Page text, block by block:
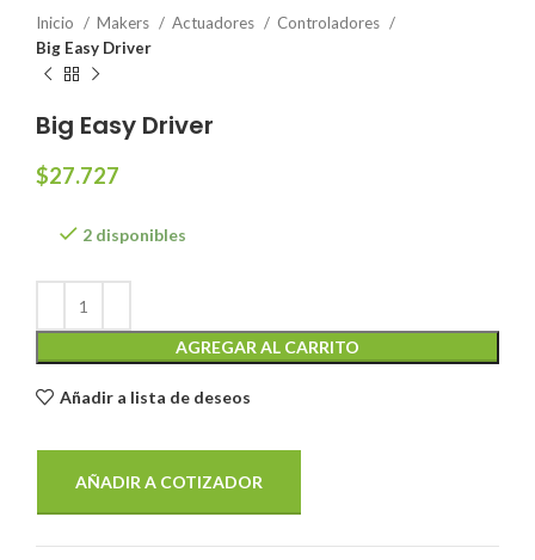
Inicio Makers Actuadores
Controladores
Big Easy Driver
Big Easy Driver
$27.727
2 disponibles
AGREGAR AL CARRITO
Añadir a lista de deseos
AÑADIR A COTIZADOR